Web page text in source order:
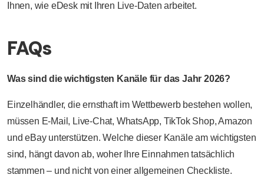
Ihnen, wie eDesk mit Ihren Live-Daten arbeitet.
FAQs
Was sind die wichtigsten Kanäle für das Jahr 2026?
Einzelhändler, die ernsthaft im Wettbewerb bestehen wollen,
müssen E-Mail, Live-Chat, WhatsApp, TikTok Shop, Amazon
und eBay unterstützen. Welche dieser Kanäle am wichtigsten
sind, hängt davon ab, woher Ihre Einnahmen tatsächlich
stammen – und nicht von einer allgemeinen Checkliste.